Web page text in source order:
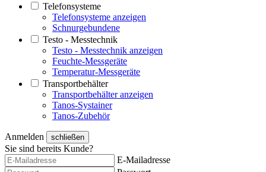
Telefonsysteme
Telefonsysteme anzeigen
Schnurgebundene
Testo - Messtechnik
Testo - Messtechnik anzeigen
Feuchte-Messgeräte
Temperatur-Messgeräte
Transportbehälter
Transportbehälter anzeigen
Tanos-Systainer
Tanos-Zubehör
Anmelden schließen
Sie sind bereits Kunde?
E-Mailadresse